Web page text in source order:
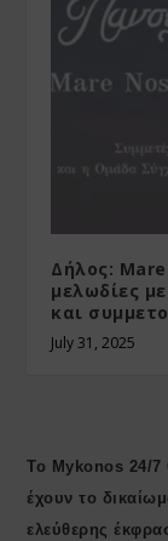
Δήλος:
μελωδίες
και
July 31, 2025
Το Mykonos 24/7
έχουν το
ελεύθερης